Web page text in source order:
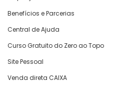
Benefícios e Parcerias
Central de Ajuda
Curso Gratuito do Zero ao Topo
Site Pessoal
Venda direta CAIXA